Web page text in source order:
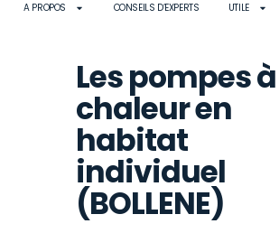
A PROPOS CONSEILS D’EXPERTS UTILE
Les pompes à
chaleur en
habitat
individuel
(BOLLENE)